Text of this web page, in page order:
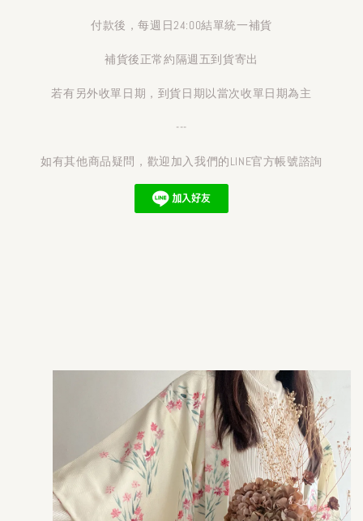
付款後，每週日24:00結單統一補貨
補貨後正常約隔週五到貨寄出
若有另外收單日期，到貨日期以當次收單日期為主
---
如有其他商品疑問，歡迎加入我們的LINE官方帳號諮詢